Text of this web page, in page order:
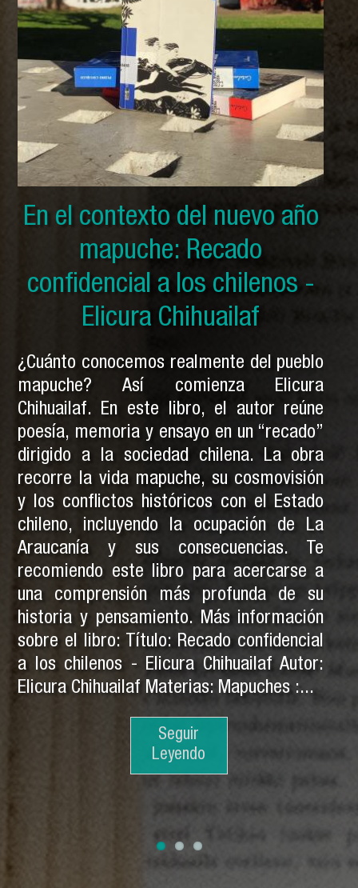
En el contexto del nuevo año
mapuche: Recado
confidencial a los chilenos -
Elicura Chihuailaf
¿Cuánto conocemos realmente del pueblo
mapuche? Así comienza Elicura
Chihuailaf. En este libro, el autor reúne
poesía, memoria y ensayo en un “recado”
dirigido a la sociedad chilena. La obra
recorre la vida mapuche, su cosmovisión
y los conflictos históricos con el Estado
chileno, incluyendo la ocupación de La
Araucanía y sus consecuencias. Te
recomiendo este libro para acercarse a
una comprensión más profunda de su
historia y pensamiento. Más información
sobre el libro: Título: Recado confidencial
a los chilenos - Elicura Chihuailaf Autor:
Elicura Chihuailaf Materias: Mapuches :...
Seguir
Leyendo
En el contexto del nuevo año
mapuche: Solo por ser indios
y otras crónicas mapuches -
Pedro Cayuqueo
Seguir
Leyendo
En el contexto del nuevo año
mapuche: Historia secreta
mapuche - Pedro Cayuqueo
Seguir
Leyendo